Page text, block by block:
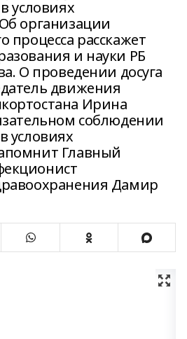
условиях
организации
процесса расскажет
и науки РБ
О проведении досуга
движения
Ирина
соблюдении
условиях
Главный
Дамир